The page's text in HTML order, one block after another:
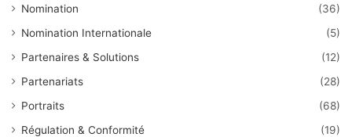
Nomination
(36)
Nomination Internationale
(5)
Partenaires & Solutions
(12)
Partenariats
(28)
Portraits
(68)
Régulation & Conformité
(19)